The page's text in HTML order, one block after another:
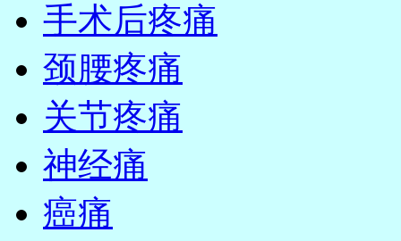
手术后疼痛
颈腰疼痛
关节疼痛
神经痛
癌痛